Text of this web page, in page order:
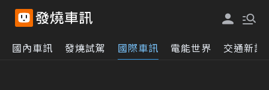
國內車訊 發燒試駕 國際車訊 電能世界 交通新訊